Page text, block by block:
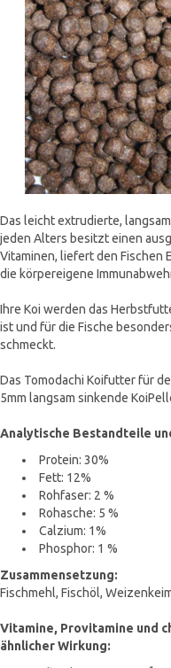
Das leicht extrudierte,
jeden Alters besitzt einen
Vitaminen, liefert den
die körpereigene
Ihre Koi werden das
ist und für die Fische
schmeckt.
Das Tomodachi Koifutter für
5mm langsam sinkende
Analytische Bestandteile
Protein: 30%
Fett: 12%
Rohfaser: 2 %
Rohasche: 5 %
Calzium: 1%
Phosphor: 1 %
Zusammensetzung:
Fischmehl, Fischöl,
Vitamine, Provitamine und
ähnlicher Wirkung: